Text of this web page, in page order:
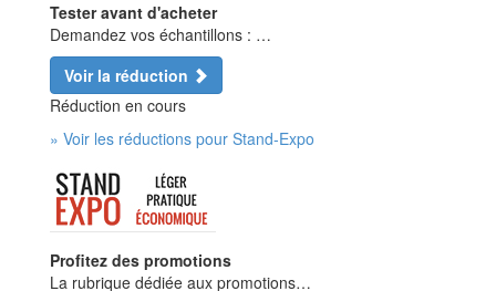
Tester avant d'acheter
Demandez vos échantillons : …
Voir la réduction
Réduction en cours
» Voir les réductions pour Stand-Expo
Profitez des promotions
La rubrique dédiée aux promotions…